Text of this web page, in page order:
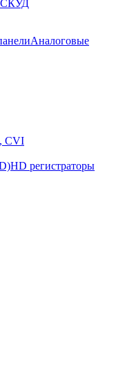
СКУД
Аналоговые
CVI
HD регистраторы